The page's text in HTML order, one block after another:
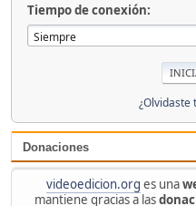
Donaciones
videoedicion.org es una
mantiene gracias a las
Tiempo de conexión:
¿Olvidaste